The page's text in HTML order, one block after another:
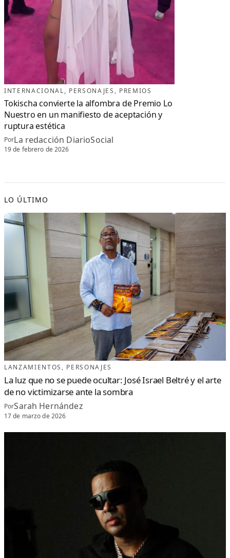
INTERNACIONAL, PERSONAJES , PREMIOS
Tokischa convierte la alfombra de Premio Lo
Nuestro en un manifiesto de aceptación y
ruptura estética
PorLa redacción DiarioSocial
19 de febrero de 2026
LO ÚLTIMO
LANZAMIENTOS, PERSONAJES
La luz que no se puede ocultar: José Israel Beltré y el arte
de no victimizarse ante la sombra
PorSarah Hernández
17 de marzo de 2026